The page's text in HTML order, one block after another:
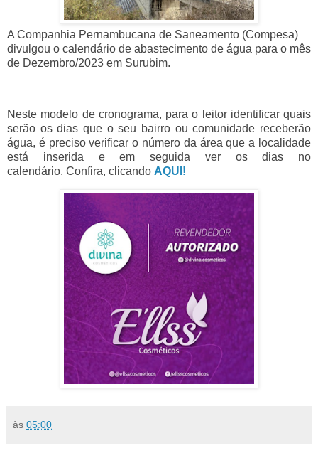
A Companhia Pernambucana de Saneamento (Compesa)
divulgou o calendário de abastecimento de água para o mês
de Dezembro/2023 em Surubim.
Neste modelo de cronograma, para o leitor identificar quais
serão os dias que o seu bairro ou comunidade receberão
água, é preciso verificar o número da área que a localidade
está inserida e em seguida ver os dias no
calendário. Confira, clicando AQUI!
às 05:00